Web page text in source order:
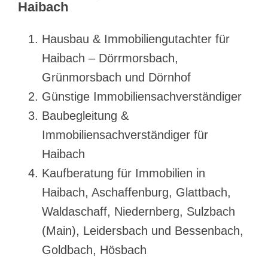
Haibach
Hausbau & Immobiliengutachter für
Haibach – Dörrmorsbach,
Grünmorsbach und Dörnhof
Günstige Immobiliensachverständiger
Baubegleitung &
Immobiliensachverständiger für
Haibach
Kaufberatung für Immobilien in
Haibach, Aschaffenburg, Glattbach,
Waldaschaff, Niedernberg, Sulzbach
(Main), Leidersbach und Bessenbach,
Goldbach, Hösbach